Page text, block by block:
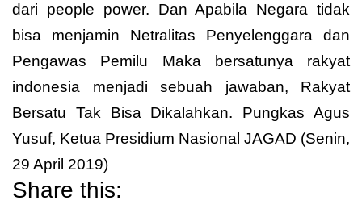
dari people power. Dan Apabila Negara tidak
bisa menjamin Netralitas Penyelenggara dan
Pengawas Pemilu Maka bersatunya rakyat
indonesia menjadi sebuah jawaban, Rakyat
Bersatu Tak Bisa Dikalahkan. Pungkas Agus
Yusuf, Ketua Presidium Nasional JAGAD (Senin,
29 April 2019)
Share this: